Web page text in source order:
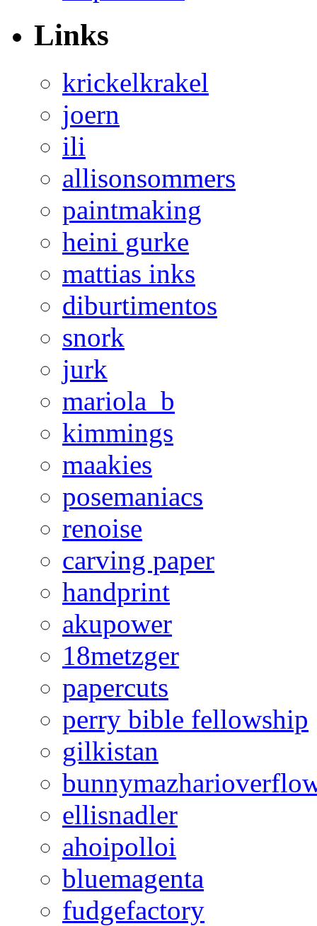
Links
krickelkrakel
joern
ili
allisonsommers
paintmaking
heini gurke
mattias inks
diburtimentos
snork
jurk
mariola_b
kimmings
maakies
posemaniacs
renoise
carving paper
handprint
akupower
18metzger
papercuts
perry bible fellowship
gilkistan
ellisnadler
ahoipolloi
bluemagenta
fudgefactory